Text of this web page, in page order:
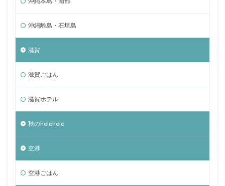
沖縄離島・石垣島
滋賀
滋賀ごはん
滋賀ホテル
秋のholoholo
空港
空港ごはん